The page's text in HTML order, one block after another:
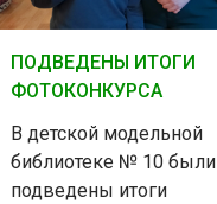
ПОДВЕДЕНЫ ИТОГИ
ФОТОКОНКУРСА
В детской модельной
библиотеке № 10 были
подведены итоги